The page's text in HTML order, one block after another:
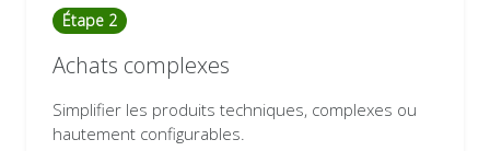
Étape 2
Achats complexes
Simplifier les produits techniques, complexes ou
hautement configurables.